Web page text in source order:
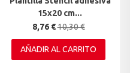
15x20 cm...
8,76 €10,30 €
AÑADIR AL CARRITO